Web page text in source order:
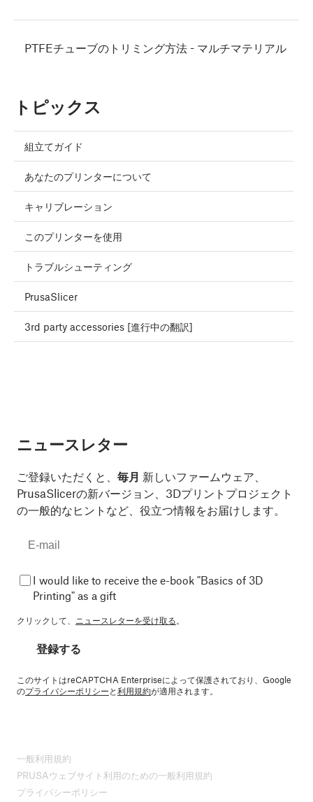
PTFEチューブのトリミング方法 - マルチマテリアル
トピックス
組立てガイド
あなたのプリンターについて
キャリブレーション
このプリンターを使用
トラブルシューティング
PrusaSlicer
3rd party accessories [進行中の翻訳]
ニュースレター
ご登録いただくと、 毎月 新しいファームウェア、
PrusaSlicerの新バージョン、3Dプリントプロジェクト
の一般的なヒントなど、役立つ情報をお届けします。
I would like to receive the e-book "Basics of 3D
Printing" as a gift
クリックして、 ニュースレターを受け取る。
登録する
このサイトはreCAPTCHA Enterpriseによって保護されており、Google
のプライバシーポリシーと利用規約が適用されます。
一般利用規約
PRUSAウェブサイト利用のための一般利用規約
プライバシーポリシー